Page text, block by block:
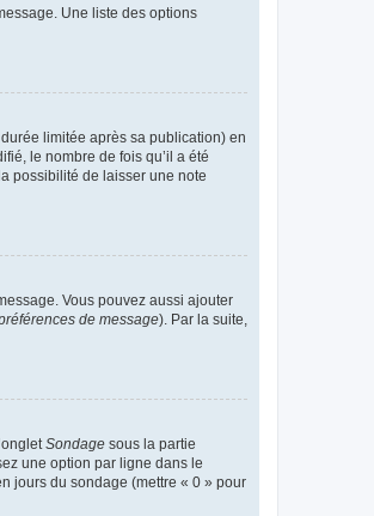
Une liste des options
limitée après sa publication) en
le nombre de fois qu’il a été
possibilité de laisser une note
Vous pouvez aussi ajouter
de message). Par la suite,
Sondage sous la partie
une option par ligne dans le
jours du sondage (mettre « 0 » pour